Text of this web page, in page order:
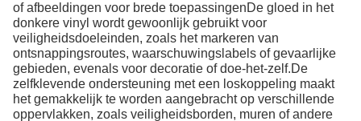
of afbeeldingen voor brede toepassingenDe gloed in het
donkere vinyl wordt gewoonlijk gebruikt voor
veiligheidsdoeleinden, zoals het markeren van
ontsnappingsroutes, waarschuwingslabels of gevaarlijke
gebieden, evenals voor decoratie of doe-het-zelf.De
zelfklevende ondersteuning met een loskoppeling maakt
het gemakkelijk te worden aangebracht op verschillende
oppervlakken, zoals veiligheidsborden, muren of andere